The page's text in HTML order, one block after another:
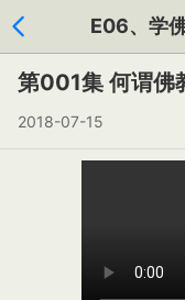
E06、学
第001集 何谓佛
2018-07-15